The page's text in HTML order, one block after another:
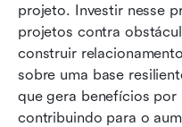
projeto. Investir nesse
projetos contra
construir
sobre uma base
que gera benefícios
contribuindo para o